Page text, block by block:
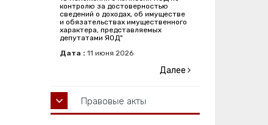
контролю за достоверностью
сведений о доходах, об имуществе
и обязательствах имущественного
характера, представляемых
депутатами ЯОД"
Дата : 11 июня 2026
Далее
Правовые акты